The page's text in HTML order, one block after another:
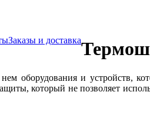
Заказы и доставка
оборудования и устройств,
который не позволяет